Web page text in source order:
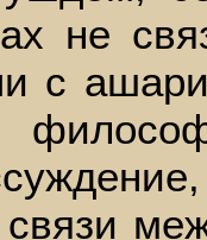
не
с
связи